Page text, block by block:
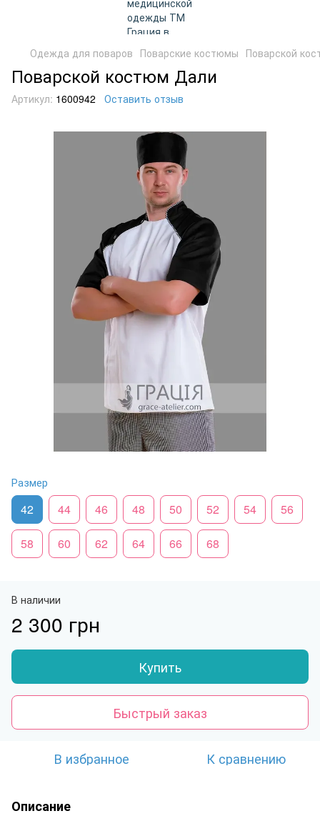
Одежда для поваров Поварские костюмы Поварской
Поварской костюм Дали
Артикул: 1600942 Оставить отзыв
Размер
42 44 46 48 50 52 54 56
58 60 62 64 66 68
В наличии
2 300 грн
Купить
Быстрый заказ
В избранное К сравнению
Описание